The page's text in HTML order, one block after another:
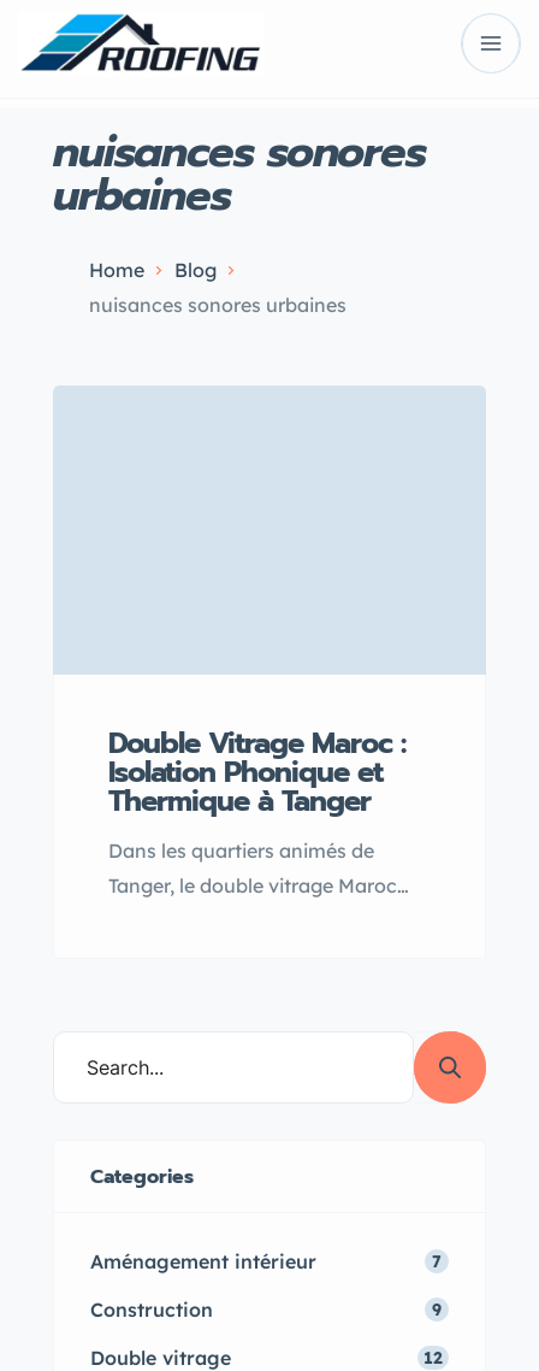
nuisances sonores
urbaines
Home
Blog
nuisances sonores urbaines
Double Vitrage Maroc :
Isolation Phonique et
Thermique à Tanger
Dans les quartiers animés de
Tanger, le double vitrage Maroc
améliorant le confort thermique
double vitrage transforme votre
Categories
Aménagement intérieur 7
Construction 9
Double vitrage 12